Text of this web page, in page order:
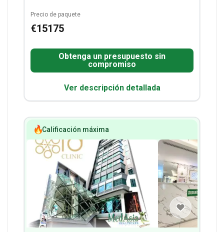
Técnica:Artroscopia de rodilla con terapia de
células madre y terapias manuales
Precio de paquete
€15175
Obtenga un presupuesto sin
compromiso
Ver descripción detallada
Calificación máxima